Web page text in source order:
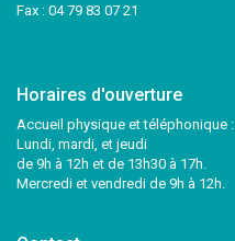
Fax : 04 79 83 07 21
Horaires d'ouverture
Accueil physique et téléphonique :
Lundi, mardi, et jeudi
de 9h à 12h et de 13h30 à 17h.
Mercredi et vendredi de 9h à 12h.